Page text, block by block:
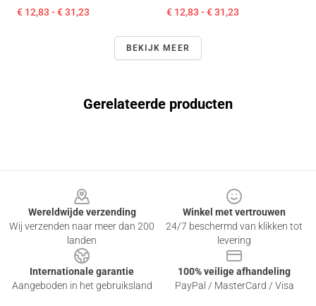
€ 12,83 - € 31,23 € 12,83 - € 31,23
BEKIJK MEER
Gerelateerde producten
Wereldwijde verzending
Wij verzenden naar meer dan 200
landen
Winkel met vertrouwen
24/7 beschermd van klikken tot
levering
Internationale garantie
Aangeboden in het gebruiksland
100% veilige afhandeling
PayPal / MasterCard / Visa